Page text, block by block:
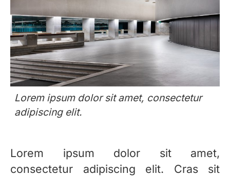
Lorem ipsum dolor sit amet, consectetur
adipiscing elit.
Lorem ipsum dolor sit amet,
consectetur adipiscing elit. Cras sit